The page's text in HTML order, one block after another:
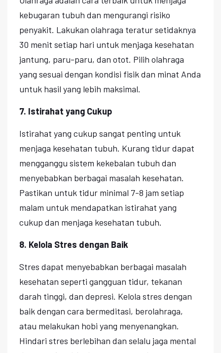
kebugaran tubuh dan mengurangi risiko
penyakit. Lakukan olahraga teratur setidaknya
30 menit setiap hari untuk menjaga kesehatan
jantung, paru-paru, dan otot. Pilih olahraga
yang sesuai dengan kondisi fisik dan minat Anda
untuk hasil yang lebih maksimal.
7. Istirahat yang Cukup
Istirahat yang cukup sangat penting untuk
menjaga kesehatan tubuh. Kurang tidur dapat
mengganggu sistem kekebalan tubuh dan
menyebabkan berbagai masalah kesehatan.
Pastikan untuk tidur minimal 7-8 jam setiap
malam untuk mendapatkan istirahat yang
cukup dan menjaga kesehatan tubuh.
8. Kelola Stres dengan Baik
Stres dapat menyebabkan berbagai masalah
kesehatan seperti gangguan tidur, tekanan
darah tinggi, dan depresi. Kelola stres dengan
baik dengan cara bermeditasi, berolahraga,
atau melakukan hobi yang menyenangkan.
Hindari stres berlebihan dan selalu jaga mental